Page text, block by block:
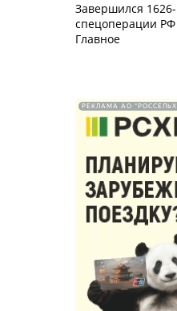
Завершился
спецоперации
Главное
РЕКЛАМА АО